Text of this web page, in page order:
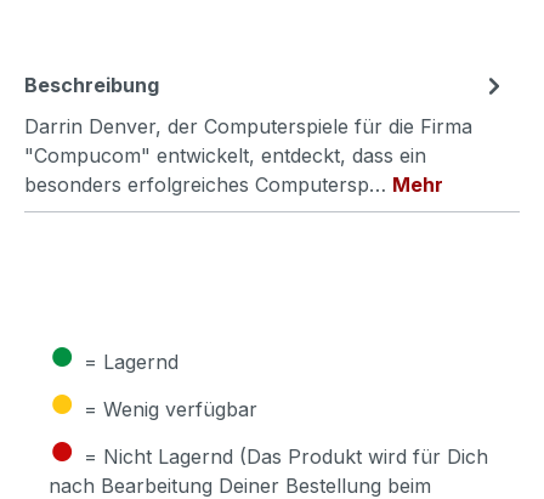
Beschreibung
Darrin Denver, der Computerspiele für die Firma
"Compucom" entwickelt, entdeckt, dass ein
besonders erfolgreiches Computersp… Mehr
● = Lagernd
● = Wenig verfügbar
● = Nicht Lagernd (Das Produkt wird für Dich
nach Bearbeitung Deiner Bestellung beim